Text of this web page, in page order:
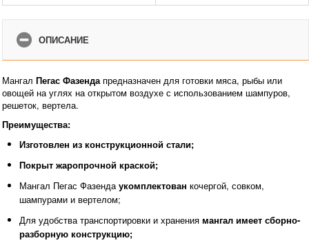
ОПИСАНИЕ
Мангал Пегас Фазендапредназначен для готовки мяса, рыбы или
овощей на углях на открытом воздухе с использованием шампуров,
решеток, вертела.
Преимущества:
Изготовлен из конструкционной стали;
Покрыт жаропрочной краской;
Мангал Пегас Фазендаукомплектован кочергой, совком,
шампурами и вертелом;
Для удобства транспортировки и хранения мангал имеет сборно-
разборную конструкцию;